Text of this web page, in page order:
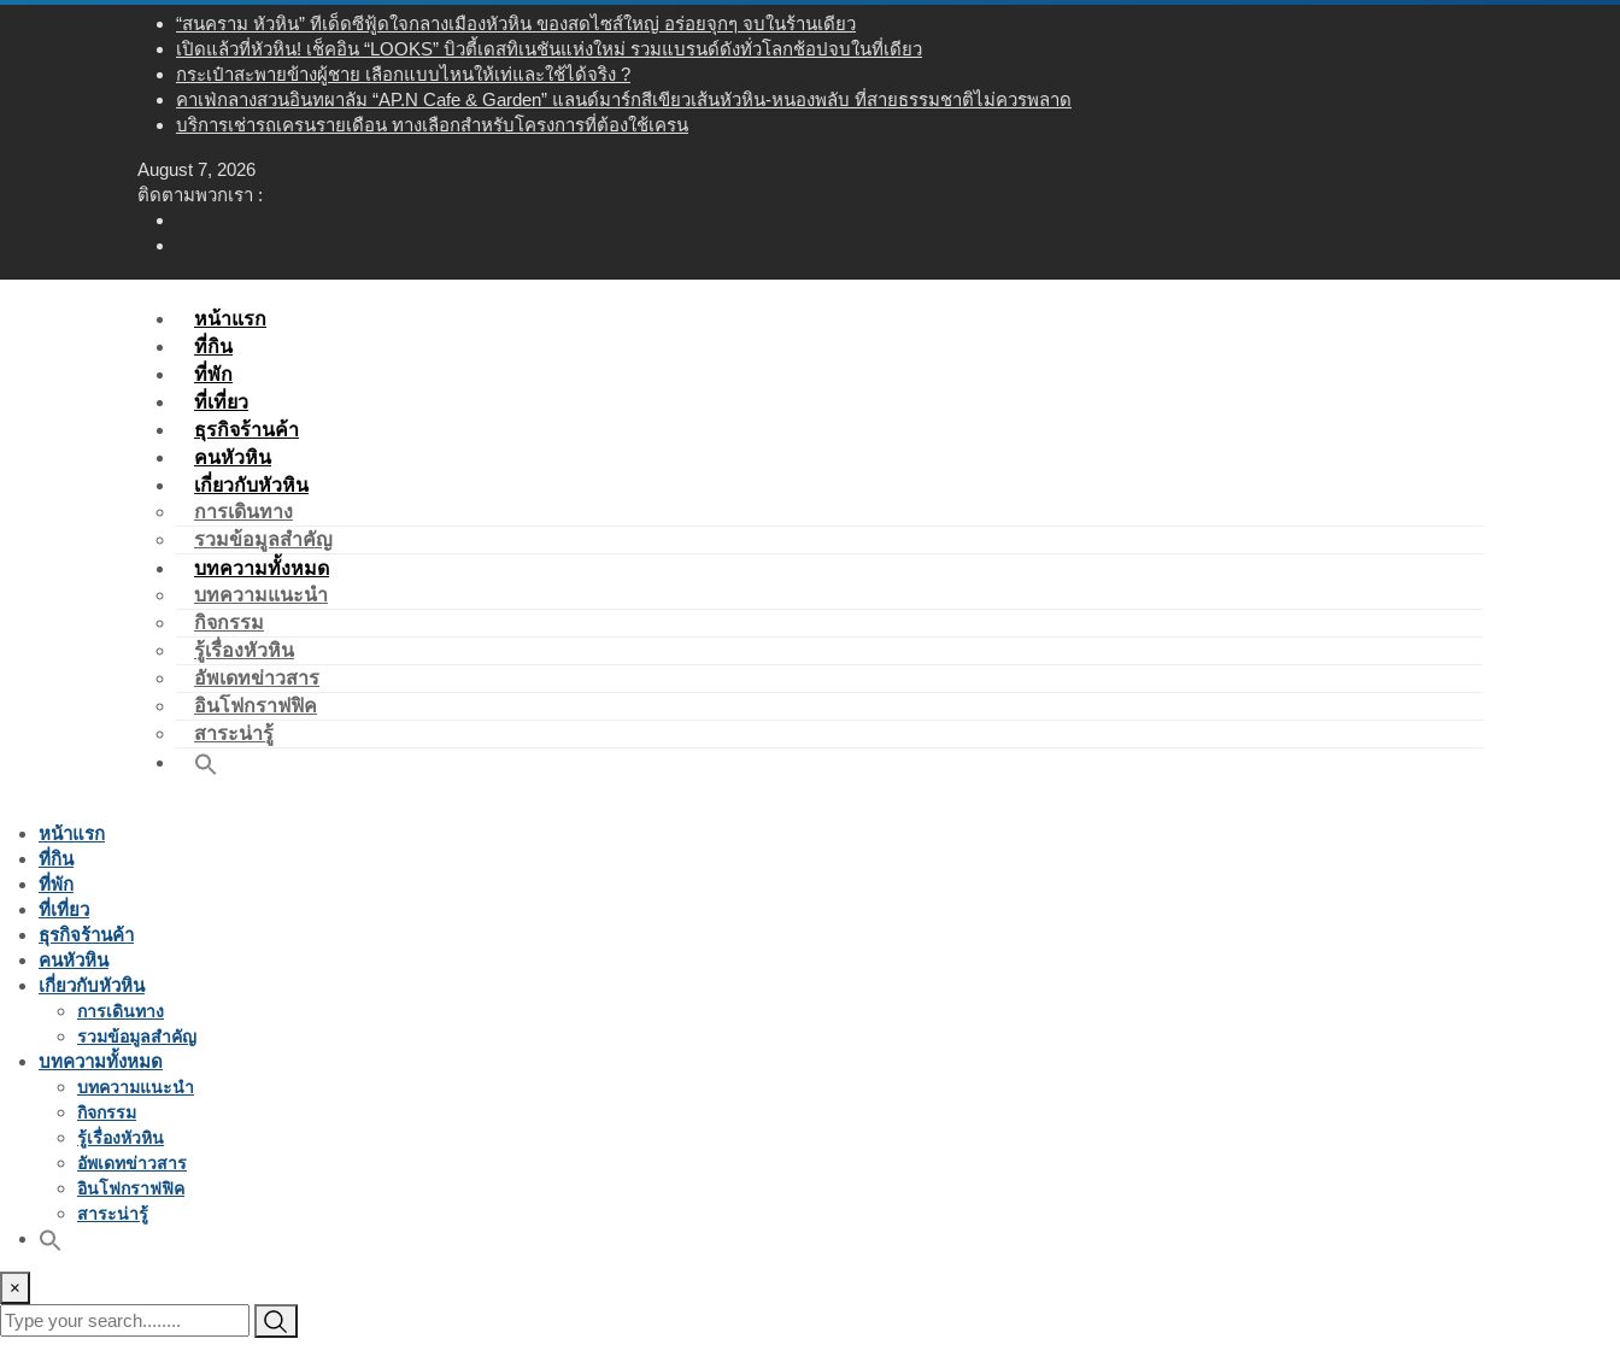
“สนคราม หัวหิน” ทีเด็ดซีฟู้ดใจกลางเมืองหัวหิน ของสดไซส์ใหญ่ อร่อยจุกๆ จบในร้านเดียว
เปิดแล้วที่หัวหิน! เช็คอิน “LOOKS” บิวตี้เดสทิเนชันแห่งใหม่ รวมแบรนด์ดังทั่วโลกช้อปจบในที่เดียว
กระเป๋าสะพายข้างผู้ชาย เลือกแบบไหนให้เท่และใช้ได้จริง ?
คาเฟ่กลางสวนอินทผาลัม “AP.N Cafe & Garden” แลนด์มาร์กสีเขียวเส้นหัวหิน-หนองพลับ ที่สายธรรมชาติไม่ควรพลาด
บริการเช่ารถเครนรายเดือน ทางเลือกสำหรับโครงการที่ต้องใช้เครน
August 7, 2026
ติดตามพวกเรา :
หน้าแรก
ที่กิน
ที่พัก
ที่เที่ยว
ธุรกิจร้านค้า
คนหัวหิน
เกี่ยวกับหัวหิน
การเดินทาง
รวมข้อมูลสำคัญ
บทความทั้งหมด
บทความแนะนำ
กิจกรรม
รู้เรื่องหัวหิน
อัพเดทข่าวสาร
อินโฟกราฟฟิค
สาระน่ารู้
หน้าแรก
ที่กิน
ที่พัก
ที่เที่ยว
ธุรกิจร้านค้า
คนหัวหิน
เกี่ยวกับหัวหิน
การเดินทาง
รวมข้อมูลสำคัญ
บทความทั้งหมด
บทความแนะนำ
กิจกรรม
รู้เรื่องหัวหิน
อัพเดทข่าวสาร
อินโฟกราฟฟิค
สาระน่ารู้
×